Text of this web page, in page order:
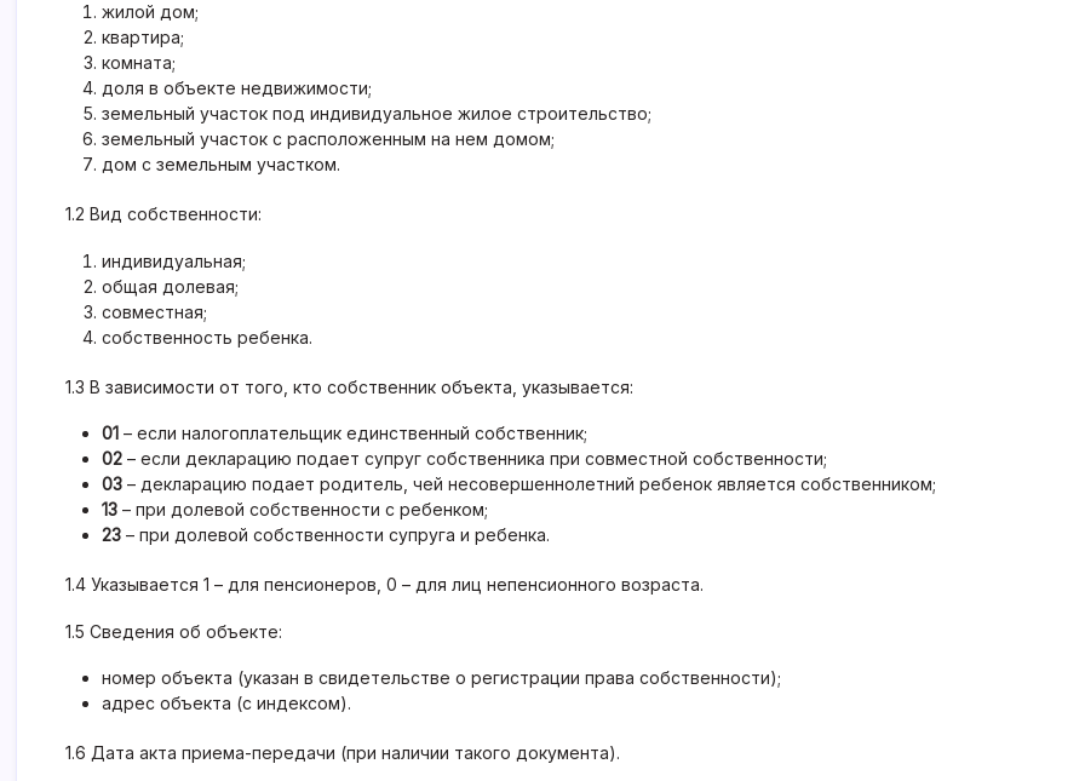
жилой дом;
квартира;
комната;
доля в объекте недвижимости;
земельный участок под индивидуальное жилое строительство;
земельный участок с расположенным на нем домом;
дом с земельным участком.
1.2 Вид собственности:
индивидуальная;
общая долевая;
совместная;
собственность ребенка.
1.3 В зависимости от того, кто собственник объекта, указывается:
01 – если налогоплательщик единственный собственник;
02 – если декларацию подает супруг собственника при совместной собственности;
03 – декларацию подает родитель, чей несовершеннолетний ребенок является собственником;
13 – при долевой собственности с ребенком;
23 – при долевой собственности супруга и ребенка.
1.4 Указывается 1 – для пенсионеров, 0 – для лиц непенсионного возраста.
1.5 Сведения об объекте:
номер объекта (указан в свидетельстве о регистрации права собственности);
адрес объекта (с индексом).
1.6 Дата акта приема-передачи (при наличии такого документа).